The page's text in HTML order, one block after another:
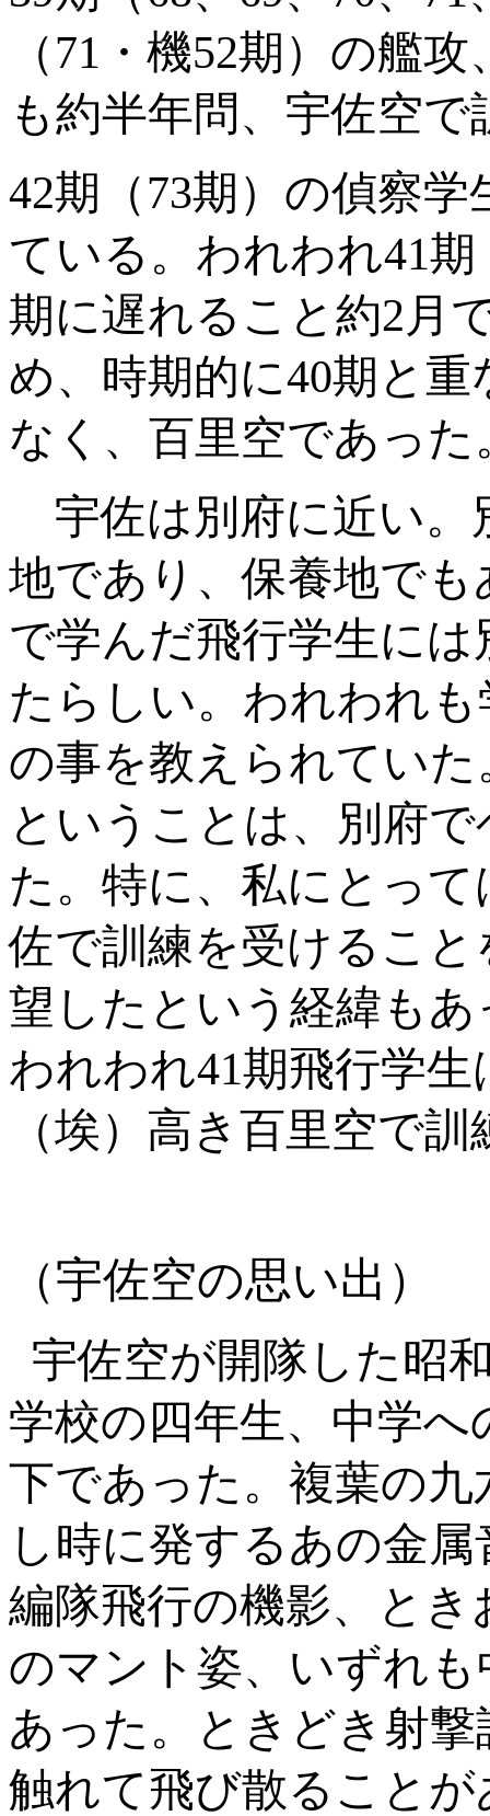
（71 ・機52期）の艦攻
も約半年問、宇佐空
42期（73期）の偵察学
ている。われわれ41期
期に遅れること約2 月
め、時期的に40期と重
なく、百里空であった
宇佐は別府に近い。
地であり、保養地で
で学んだ飛行学生に
たらしい。われわれ
の事を教えられてい
ということは、別府
た。特に、私にとっ
佐で訓練を受けるこ
望したという経緯も
われわれ41期飛行学生
（埃）高き百里空で
（宇佐空の思い出）
宇佐空が開隊した昭
学校の四年生、中学
下であった。複葉の
し時に発するあの金
編隊飛行の機影、と
のマント姿、いずれ
あった。ときどき射
触れて飛び散ること